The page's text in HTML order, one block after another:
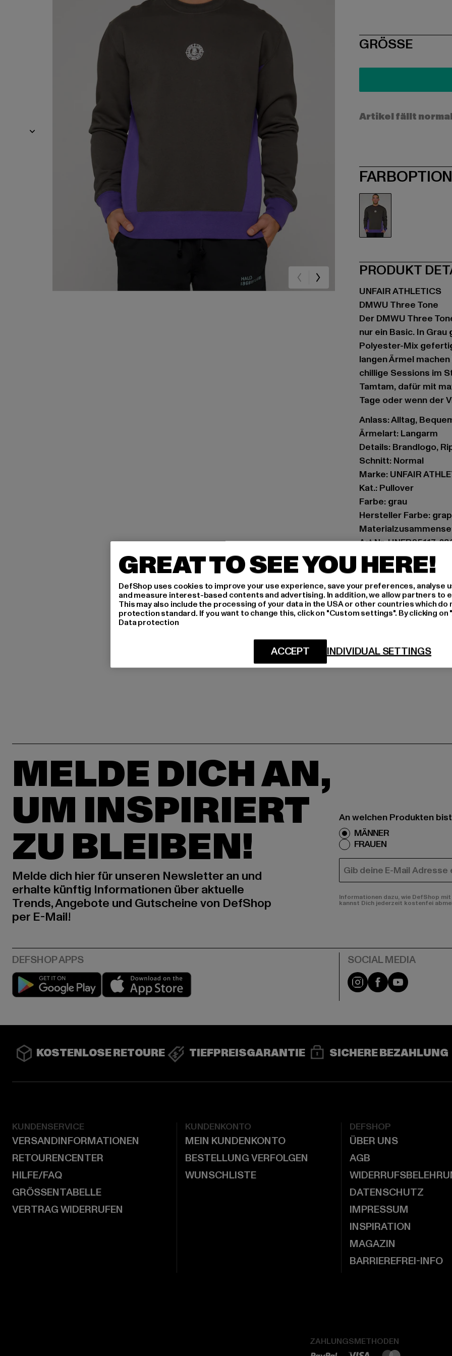
SIZE
GRÖSSE
Artikel fällt
PRODUKT
UNFAIR ATHLETICS
DMWU Three Tone
Der DMWU Three
nur ein Basic. In
Polyester-Mix
langen Ärmel
chillige Sessions im
Tamtam, dafür mit
Tage oder wenn der
Anlass: Alltag,
Ärmelart: Langarm
Details: Brandlogo,
Schnitt: Normal
Marke: UNFAIR
Kat.: Pullover
Farbe: grau
Hersteller Farbe:
Art.Nr: UNFR25117-
Hersteller: UTEX
Tulbeckstraße 32 |
GRÖSSE
LIEFERUNG &
MELDE DICH AN,
UM INSPIRIERT
ZU BLEIBEN!
Melde dich hier für unseren Newsletter an und
erhalte künftig Informationen über aktuelle
Trends, Angebote und Gutscheine von DefShop
per E-Mail!
An welchen Produkten
MÄNNER
FRAUEN
E-MAIL
Informationen dazu, wie DefShop
kannst Dich jederzeit kostenfei
Play market Instagram
FacebookYouTube
KOSTENLOSE RETOURE TIEFPREISGARANTIE SICHERE BEZAHLUNG
KUNDENSERVICE
VERSANDINFORMATIONEN
RETOURENCENTER
HILFE/FAQ
GRÖSSENTABELLE
VERTRAG WIDERRUFEN
KUNDENKONTO
MEIN KUNDENKONTO
BESTELLUNG VERFOLGEN
WUNSCHLISTE
DEFSHOP
ÜBER UNS
AGB
DATENSCHUTZ
IMPRESSUM
INSPIRATION
MAGAZIN
BARRIEREFREI-INFO
ZAHLUNGSMETHODEN
GREAT TO SEE YOU HERE!
DefShop uses cookies to improve your use experience, save your preferences, analyse
and measure interest-based contents and advertising. In addition, we allow partners to
This may also include the processing of your data in the USA or other countries which do
protection standard. If you want to change this, click on "Custom settings". By clicking
Data protection
INDIVIDUAL SETTINGS
ACCEPT